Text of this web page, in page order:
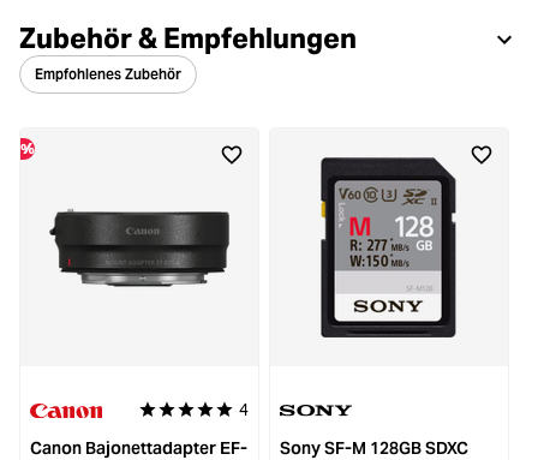
Zubehör & Empfehlungen
Empfohlenes Zubehör
%
Durchschnittliche Bewertung von 5 von 5 Sternen
4
Canon Bajonettadapter EF-
Sony SF-M 128GB SDXC